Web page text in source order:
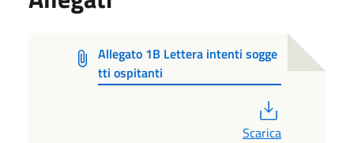
Allegato 1B Lettera intenti sogge
tti ospitanti
Scarica